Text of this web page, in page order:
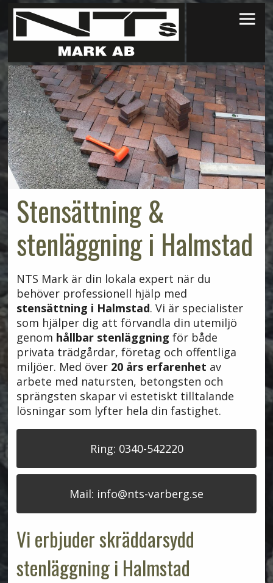
×
Stensättning &
stenläggning i Halmstad
NTS Mark är din lokala expert när du
behöver professionell hjälp med
stensättning i Halmstad. Vi är specialister
som hjälper dig att förvandla din utemiljö
genom hållbar stenläggning för både
privata trädgårdar, företag och offentliga
miljöer. Med över 20 års erfarenhet av
arbete med natursten, betongsten och
sprängsten skapar vi estetiskt tilltalande
lösningar som lyfter hela din fastighet.
Ring: 0340-542220
Mail: info@nts-varberg.se
Vi erbjuder skräddarsydd
stenläggning i Halmstad